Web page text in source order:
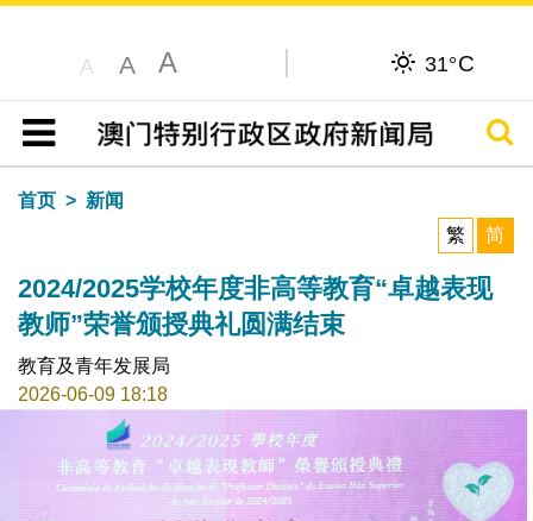
A A A 31°C
目录
搜寻
首页
新闻
繁
简
2024/2025学校年度非高等教育“卓越表现
教师”荣誉颁授典礼圆满结束
教育及青年发展局
2026-06-09 18:18